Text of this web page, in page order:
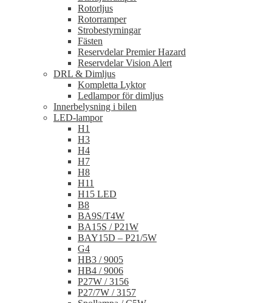
Rotorljus
Rotorramper
Strobestyrningar
Fästen
Reservdelar Premier Hazard
Reservdelar Vision Alert
DRL & Dimljus
Kompletta Lyktor
Ledlampor för dimljus
Innerbelysning i bilen
LED-lampor
H1
H3
H4
H7
H8
H11
H15 LED
B8
BA9S/T4W
BA15S / P21W
BAY15D – P21/5W
G4
HB3 / 9005
HB4 / 9006
P27W / 3156
P27/7W / 3157